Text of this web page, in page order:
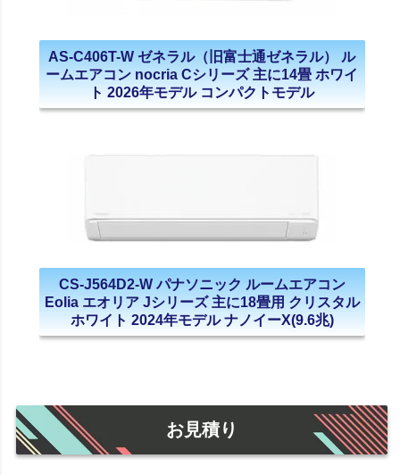
AS-C406T-W ゼネラル（旧富士通ゼネラル） ル
ームエアコン nocria Cシリーズ 主に14畳 ホワイ
ト 2026年モデル コンパクトモデル
CS-J564D2-W パナソニック ルームエアコン
Eolia エオリア Jシリーズ 主に18畳用 クリスタル
ホワイト 2024年モデル ナノイーX(9.6兆)
お見積り